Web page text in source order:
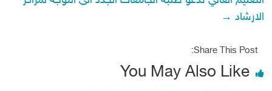
الارشاد →
Share This Post:
You May Also Like